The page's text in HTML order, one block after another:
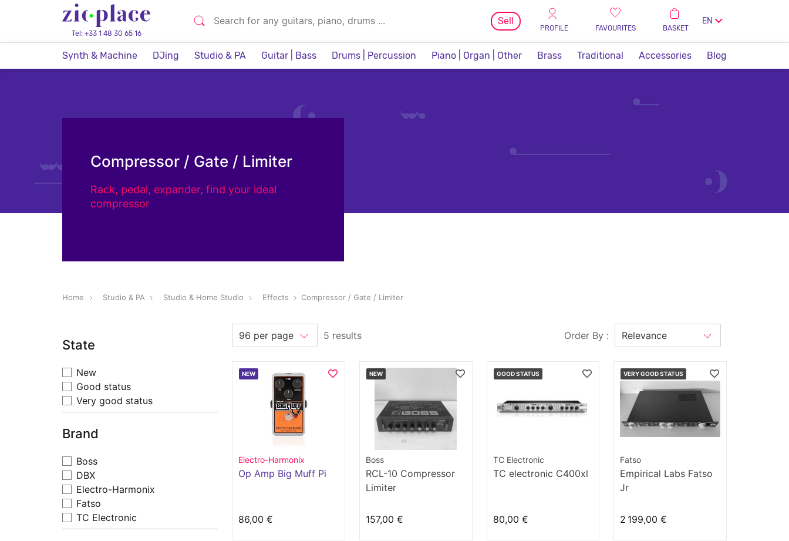
Tel: +33 1 48 30 65 16
Sell
PROFILE FAVOURITES BASKET
EN
Synth & Machine DJing Studio & PA Guitar | Bass Drums | Percussion Piano | Organ | Other Brass Traditional Accessories Blog
Compressor / Gate / Limiter
Rack, pedal, expander, find your ideal
compressor
Home Studio & PA Studio & Home Studio Effects Compressor / Gate / Limiter
State
New
Good status
Very good status
Brand
Boss
DBX
Electro-Harmonix
Fatso
TC Electronic
5 results Order By :
NEW
Electro-Harmonix
Op Amp Big Muff Pi
86,00 €
NEW
Boss
RCL-10 Compressor
Limiter
157,00 €
GOOD STATUS
TC Electronic
TC electronic C400xl
80,00 €
VERY GOOD STATUS
Fatso
Empirical Labs Fatso
Jr
2 199,00 €